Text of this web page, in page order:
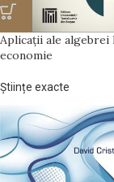
Aplicații ale algebrei
economie
Științe exacte